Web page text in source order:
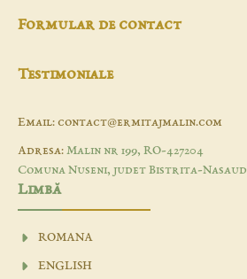
Formular de contact
Testimoniale
Email: contact@ermitajmalin.com
Adresa: Malin nr 199, RO-427204
Comuna Nuseni, judet Bistrita-Nasaud
Limbă
ROMANA
ENGLISH